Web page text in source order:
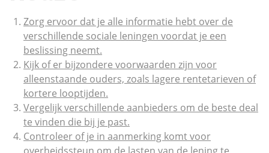
Zorg ervoor dat je alle informatie hebt over de
verschillende sociale leningen voordat je een
beslissing neemt.
Kijk of er bijzondere voorwaarden zijn voor
alleenstaande ouders, zoals lagere rentetarieven of
kortere looptijden.
Vergelijk verschillende aanbieders om de beste deal
te vinden die bij je past.
Controleer of je in aanmerking komt voor